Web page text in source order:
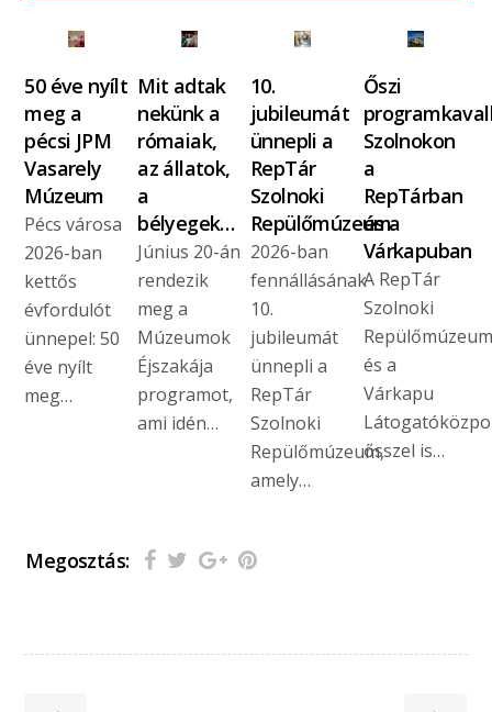
50 éve nyílt
meg a
pécsi JPM
Vasarely
Múzeum
Pécs városa
2026-ban
kettős
évfordulót
ünnepel: 50
éve nyílt
meg…
Mit adtak
nekünk a
rómaiak,
az állatok,
a
bélyegek…
Június 20-án
rendezik
meg a
Múzeumok
Éjszakája
programot,
ami idén…
10.
jubileumát
ünnepli a
RepTár
Szolnoki
Repülőmúzeum
2026-ban
fennállásának
10.
jubileumát
ünnepli a
RepTár
Szolnoki
Repülőmúzeum,
amely…
Őszi
Szolnokon
a
RepTárban
és a
Várkapuban
A RepTár
Szolnoki
Repülőmúzeum
és a
Várkapu
ősszel is…
Megosztás: